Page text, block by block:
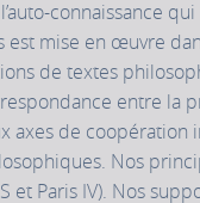
connaissance
mise en œuvre
de textes
entre la
de coopération
Nos
et Paris IV). Nos